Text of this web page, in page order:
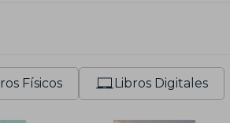
Físicos Libros Digitales